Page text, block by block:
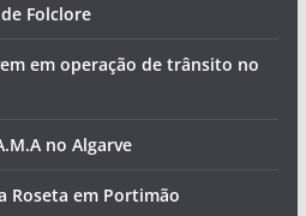
Folclore
em operação de trânsito no
no Algarve
Roseta em Portimão